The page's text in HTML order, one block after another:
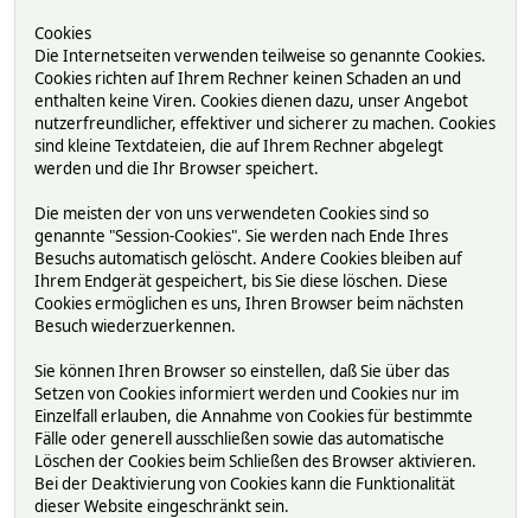
Cookies
Die Internetseiten verwenden teilweise so genannte Cookies.
Cookies richten auf Ihrem Rechner keinen Schaden an und
enthalten keine Viren. Cookies dienen dazu, unser Angebot
nutzerfreundlicher, effektiver und sicherer zu machen. Cookies
sind kleine Textdateien, die auf Ihrem Rechner abgelegt
werden und die Ihr Browser speichert.
Die meisten der von uns verwendeten Cookies sind so
genannte "Session-Cookies". Sie werden nach Ende Ihres
Besuchs automatisch gelöscht. Andere Cookies bleiben auf
Ihrem Endgerät gespeichert, bis Sie diese löschen. Diese
Cookies ermöglichen es uns, Ihren Browser beim nächsten
Besuch wiederzuerkennen.
Sie können Ihren Browser so einstellen, daß Sie über das
Setzen von Cookies informiert werden und Cookies nur im
Einzelfall erlauben, die Annahme von Cookies für bestimmte
Fälle oder generell ausschließen sowie das automatische
Löschen der Cookies beim Schließen des Browser aktivieren.
Bei der Deaktivierung von Cookies kann die Funktionalität
dieser Website eingeschränkt sein.